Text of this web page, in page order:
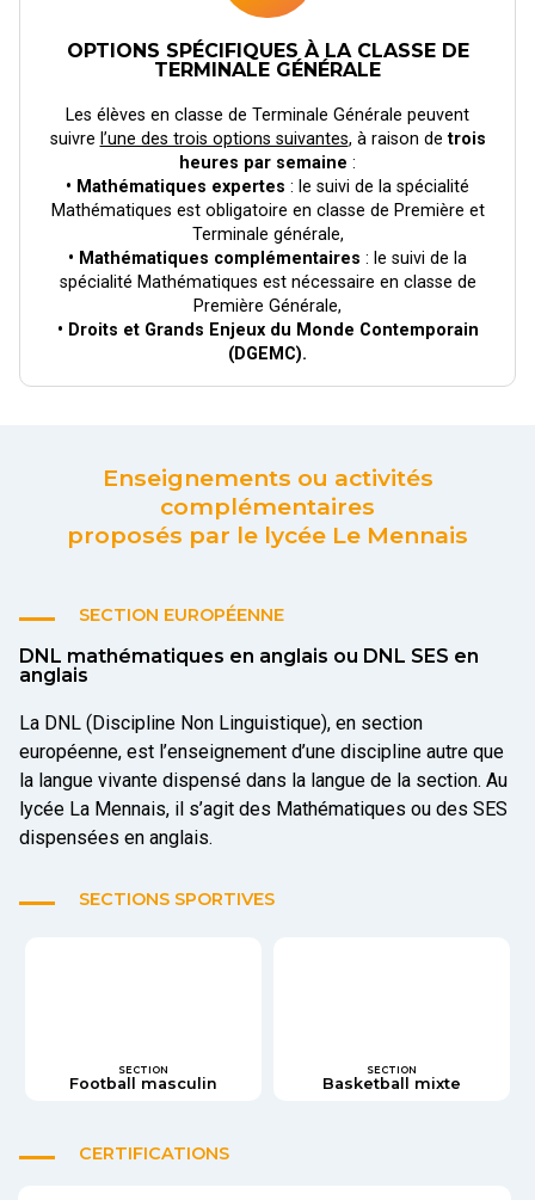
OPTIONS SPÉCIFIQUES À LA CLASSE DE
TERMINALE GÉNÉRALE
Les élèves en classe de Terminale Générale peuvent
suivre l’une des trois options suivantes, à raison detrois
heures par semaine :
• Mathématiques expertes : le suivi de la spécialité
Mathématiques est obligatoire en classe de Première et
Terminale générale,
• Mathématiques complémentaires : le suivi de la
spécialité Mathématiques est nécessaire en classe de
Première Générale,
• Droits et Grands Enjeux du Monde Contemporain
(DGEMC).
Enseignements ou activités
complémentaires
proposés par le lycée Le Mennais
SECTION EUROPÉENNE
DNL mathématiques en anglais ou DNL SES en
anglais
La DNL (Discipline Non Linguistique), en section
européenne, est l’enseignement d’une discipline autre que
la langue vivante dispensé dans la langue de la section. Au
lycée La Mennais, il s’agit des Mathématiques ou des SES
dispensées en anglais.
SECTIONS SPORTIVES
SECTION
Football masculin
SECTION
Basketball mixte
CERTIFICATIONS